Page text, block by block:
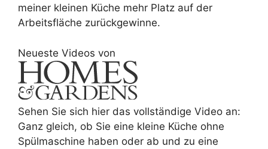
meiner kleinen Küche mehr Platz auf der
Arbeitsfläche zurückgewinne.
Neueste Videos von
Sehen Sie sich hier das vollständige Video an:
Ganz gleich, ob Sie eine kleine Küche ohne
Spülmaschine haben oder ab und zu eine